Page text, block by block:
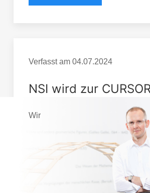
Verfasst am 04.07.2024
NSI wird zur
Wir